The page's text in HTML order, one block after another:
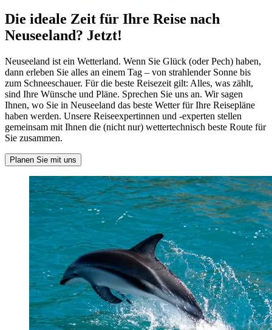
Die ideale Zeit für Ihre Reise nach
Neuseeland? Jetzt!
Neuseeland ist ein Wetterland. Wenn Sie Glück (oder Pech) haben,
dann erleben Sie alles an einem Tag – von strahlender Sonne bis
zum Schneeschauer. Für die beste Reisezeit gilt: Alles, was zählt,
sind Ihre Wünsche und Pläne. Sprechen Sie uns an. Wir sagen
Ihnen, wo Sie in Neuseeland das beste Wetter für Ihre Reisepläne
haben werden. Unsere Reiseexpertinnen und -experten stellen
gemeinsam mit Ihnen die (nicht nur) wettertechnisch beste Route für
Sie zusammen.
Planen Sie mit uns